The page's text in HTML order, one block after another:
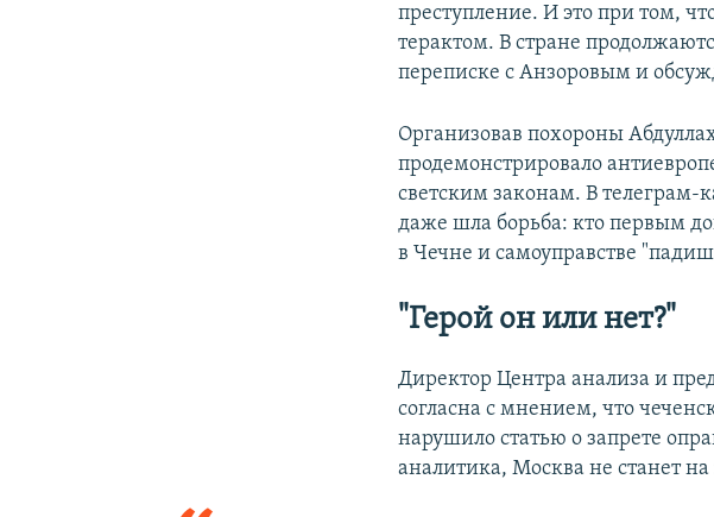
преступление. И это при том,
терактом. В стране
переписке с Анзоровым и
Организовав похороны
продемонстрировало
светским законам. В телеграм-
даже шла борьба: кто первым
в Чечне и самоуправстве
"Герой он или нет?"
Директор Центра анализа и
согласна с мнением, что
нарушило статью о запрете
аналитика, Москва не станет на